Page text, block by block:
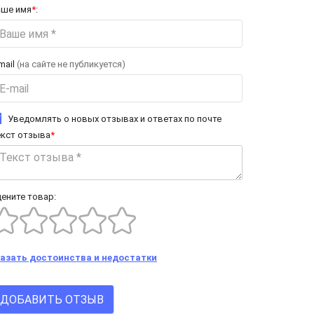
имя*:
(на сайте не публикуется)
Уведомлять о новых отзывах и ответах по почте
отзыва*
товар:
достоинства и недостатки
ДОБАВИТЬ ОТЗЫВ